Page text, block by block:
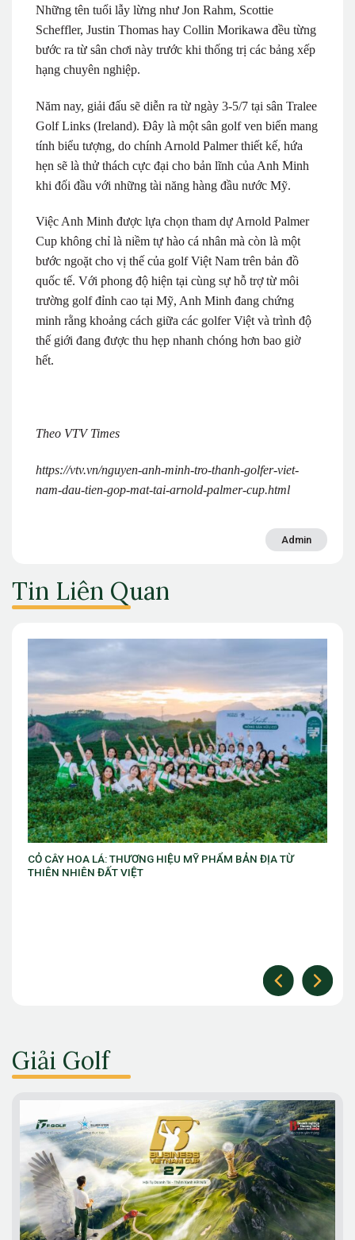
Những tên tuổi lẫy lừng như Jon Rahm, Scottie
Scheffler, Justin Thomas hay Collin Morikawa đều từng
bước ra từ sân chơi này trước khi thống trị các bảng xếp
hạng chuyên nghiệp.
Năm nay, giải đấu sẽ diễn ra từ ngày 3-5/7 tại sân Tralee
Golf Links (Ireland). Đây là một sân golf ven biển mang
tính biểu tượng, do chính Arnold Palmer thiết kế, hứa
hẹn sẽ là thử thách cực đại cho bản lĩnh của Anh Minh
khi đối đầu với những tài năng hàng đầu nước Mỹ.
Việc Anh Minh được lựa chọn tham dự Arnold Palmer
Cup không chỉ là niềm tự hào cá nhân mà còn là một
bước ngoặt cho vị thế của golf Việt Nam trên bản đồ
quốc tế. Với phong độ hiện tại cùng sự hỗ trợ từ môi
trường golf đỉnh cao tại Mỹ, Anh Minh đang chứng
minh rằng khoảng cách giữa các golfer Việt và trình độ
thế giới đang được thu hẹp nhanh chóng hơn bao giờ
hết.
Theo VTV Times
https://vtv.vn/nguyen-anh-minh-tro-thanh-golfer-viet-
nam-dau-tien-gop-mat-tai-arnold-palmer-cup.html
Admin
Tin Liên Quan
MỸ PHẨM BẢN ĐỊA TỪ
VIB ra mắt chương trình “VIB
Giải Golf